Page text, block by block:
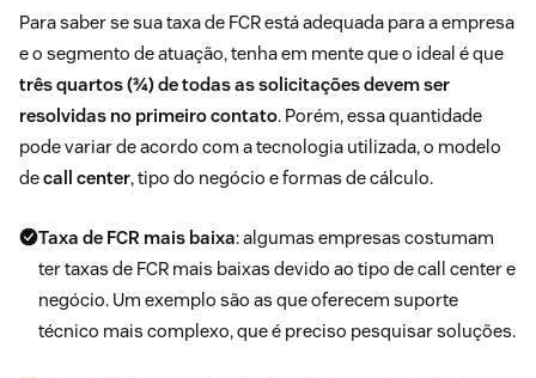
Para saber se sua taxa de FCR está adequada para a empresa
e o segmento de atuação, tenha em mente que o ideal é que
três quartos (¾) de todas as solicitações devem ser
resolvidas no primeiro contato. Porém, essa quantidade
pode variar de acordo com a tecnologia utilizada, o modelo
decall center, tipo do negócio e formas de cálculo.
Taxa de FCR mais baixa: algumas empresas costumam
ter taxas de FCR mais baixas devido ao tipo de call center e
negócio. Um exemplo são as que oferecem suporte
técnico mais complexo, que é preciso pesquisar soluções.